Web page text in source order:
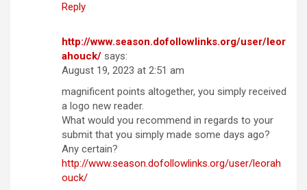
Reply
http://www.season.dofollowlinks.org/user/leor
ahouck/ says:
August 19, 2023 at 2:51 am
magnificent points altogether, you simply received
a logo new reader.
What would you recommend in regards to your
submit that you simply made some days ago?
Any certain?
http://www.season.dofollowlinks.org/user/leorah
ouck/